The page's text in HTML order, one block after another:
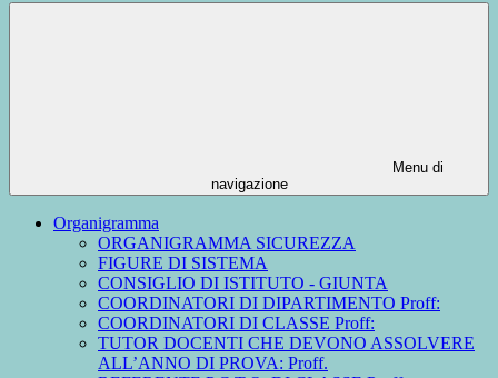
Menu di
navigazione
Organigramma
ORGANIGRAMMA SICUREZZA
FIGURE DI SISTEMA
CONSIGLIO DI ISTITUTO - GIUNTA
COORDINATORI DI DIPARTIMENTO Proff:
COORDINATORI DI CLASSE Proff:
TUTOR DOCENTI CHE DEVONO ASSOLVERE
ALL’ANNO DI PROVA: Proff.